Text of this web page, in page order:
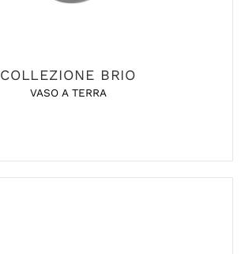
COLLEZIONE BRIO
VASO A TERRA